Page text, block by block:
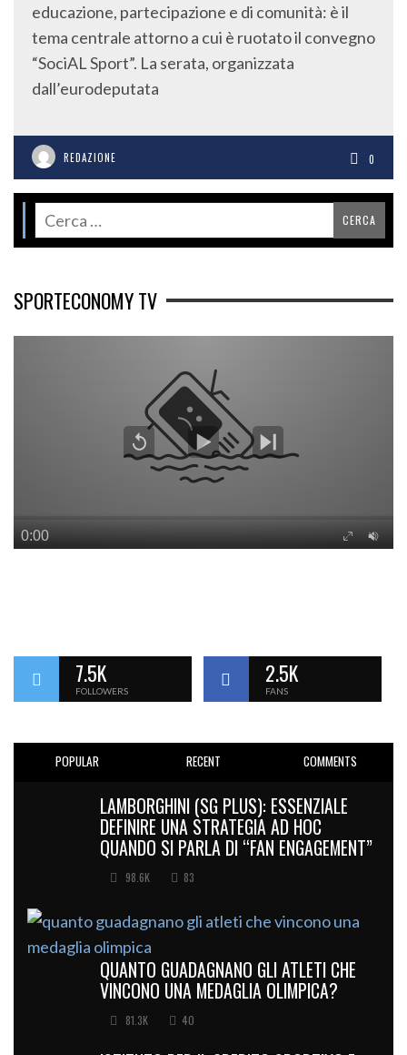
educazione, partecipazione e di comunità: è il
tema centrale attorno a cui è ruotato il convegno
“SociAL Sport”. La serata, organizzata
dall’eurodeputata
REDAZIONE 0
SPORTECONOMY TV
7.5K
FOLLOWERS
2.5K
FANS
POPULAR RECENT COMMENTS
LAMBORGHINI (SG PLUS): ESSENZIALE
DEFINIRE UNA STRATEGIA AD HOC
QUANDO SI PARLA DI “FAN ENGAGEMENT”
98.6K 83
QUANTO GUADAGNANO GLI ATLETI CHE
VINCONO UNA MEDAGLIA OLIMPICA?
81.3K 40